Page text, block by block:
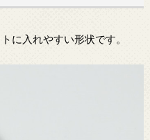
に入れやすい形状です。